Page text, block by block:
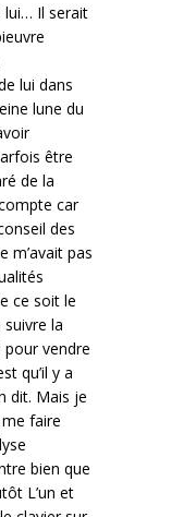
lui… Il serait
lui dans
lune du
être
de la
car
des
m’avait pas
ce soit le
suivre la
vendre
qu’il y a
dit. Mais je
faire
bien que
L’un et